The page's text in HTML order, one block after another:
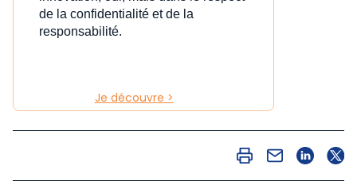
de la confidentialité et de la
responsabilité.
Je découvre >